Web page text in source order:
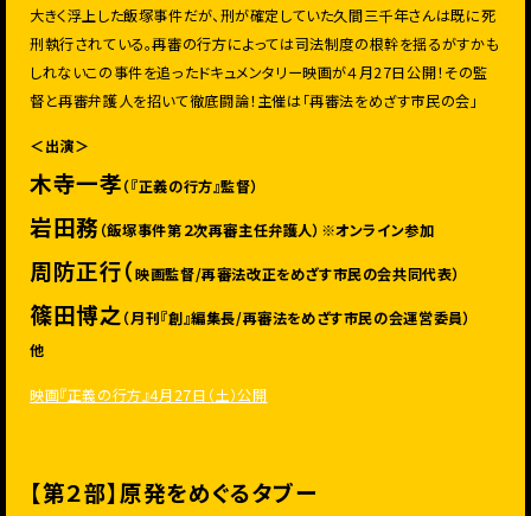
大きく浮上した飯塚事件だが、刑が確定していた久間三千年さんは既に死
刑執行されている。再審の行方によっては司法制度の根幹を揺るがすかも
しれないこの事件を追ったドキュメンタリー映画が４月27日公開！その監
督と再審弁護人を招いて徹底闘論！主催は「再審法をめざす市民の会」
＜出演＞
木寺一孝（『正義の行方』監督）
岩田務 （飯塚事件第２次再審主任弁護人）※オンライン参加
周防正行（映画監督/再審法改正をめざす市民の会共同代表）
篠田博之 （月刊『創』編集長/再審法をめざす市民の会運営委員）
他
映画『正義の行方』4月27日（土）公開
【第２部】原発をめぐるタブー